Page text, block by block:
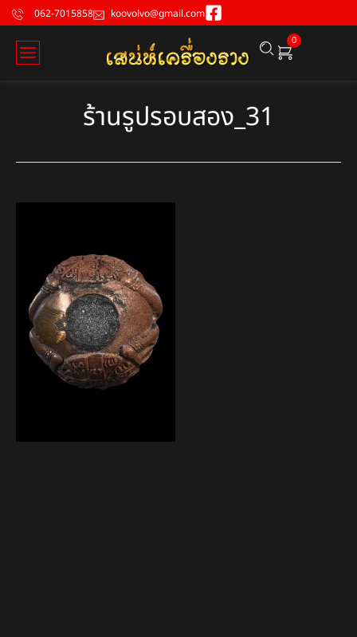
062-7015858 koovolvo@gmail.com
0
ร้านรูปรอบสอง_31